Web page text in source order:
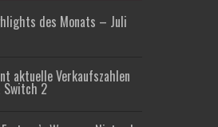
des Monats – Juli
aktuelle Verkaufszahlen
2